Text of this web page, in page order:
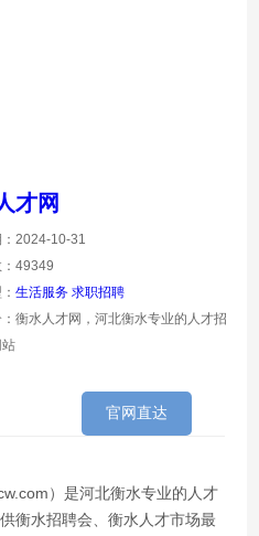
才网
2024-10-31
49349
：生活服务 求职招聘
：衡水人才网，河北衡水专业的人才招
官网直达
）是河北衡水专业的人才
衡水招聘会、衡水人才市场最